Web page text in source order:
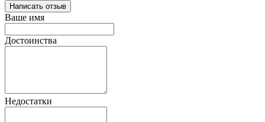
Написать отзыв
Ваше имя
Достоинства
Недостатки